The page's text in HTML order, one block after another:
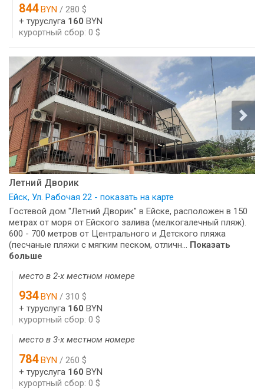
844BYN / 280 $
+ туруслуга 160 BYN
курортный сбор: 0 $
Летний Дворик
Ейск, Ул. Рабочая 22 - показать на карте
Гостевой дом "Летний Дворик" в Ейске, расположен в 150
метрах от моря от Ейского залива (мелкогалечный пляж).
600 - 700 метров от Центрального и Детского пляжа
(песчаные пляжи с мягким песком, отличн... Показать
больше
место в 2-х местном номере
934BYN / 310 $
+ туруслуга 160 BYN
курортный сбор: 0 $
место в 3-х местном номере
784BYN / 260 $
+ туруслуга 160 BYN
курортный сбор: 0 $